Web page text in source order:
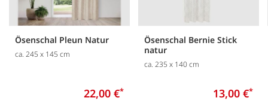
Ösenschal Pleun Natur
ca. 245 x 145 cm
22,00 €*
Ösenschal Bernie Stick
natur
ca. 235 x 140 cm
13,00 €*